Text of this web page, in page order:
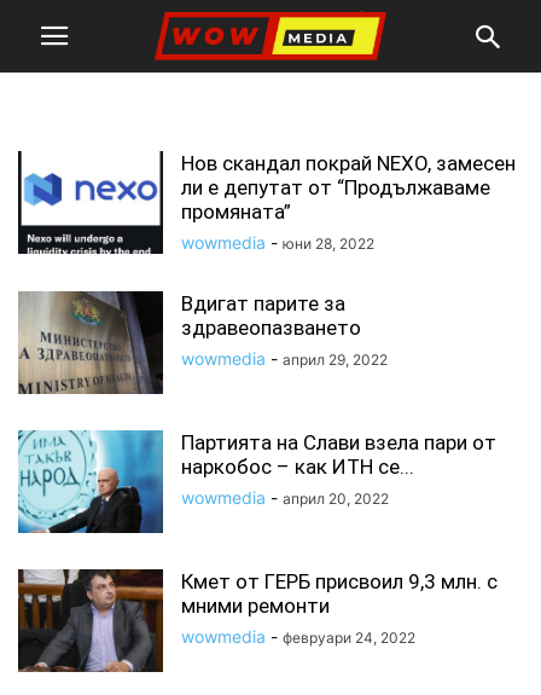
Нов скандал покрай NEXO, замесен
ли е депутат от “Продължаваме
промяната”
wowmedia - юни 28, 2022
Вдигат парите за
здравеопазването
wowmedia - април 29, 2022
Партията на Слави взела пари от
наркобос – как ИТН се...
wowmedia - април 20, 2022
Кмет от ГЕРБ присвоил 9,3 млн. с
мними ремонти
wowmedia - февруари 24, 2022